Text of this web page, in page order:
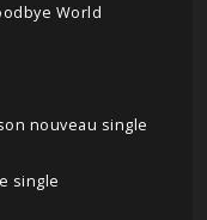
World
nouveau single
single